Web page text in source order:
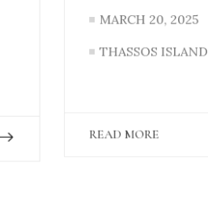
MARCH 20, 2025
THASSOS ISLAND
READ MORE